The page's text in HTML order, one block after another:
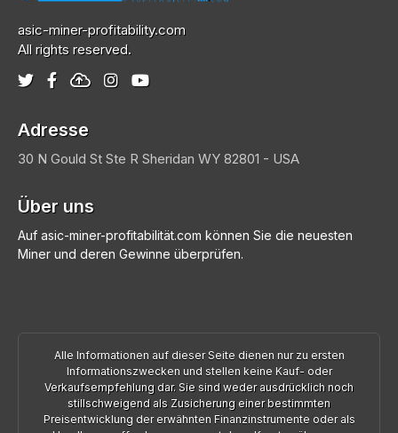
asic-miner-profitability.com
All rights reserved.
Adresse
30 N Gould St Ste R Sheridan WY 82801 - USA
Über uns
Auf asic-miner-profitabilität.com können Sie die neuesten
Miner und deren Gewinne überprüfen.
Alle Informationen auf dieser Seite dienen nur zu ersten
Informationszwecken und stellen keine Kauf- oder
Verkaufsempfehlung dar. Sie sind weder ausdrücklich noch
stillschweigend als Zusicherung einer bestimmten
Preisentwicklung der erwähnten Finanzinstrumente oder als